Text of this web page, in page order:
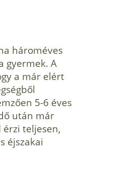
hároméves
gyermek. A
a már elért
5-6 éves
után már
érzi teljesen,
éjszakai